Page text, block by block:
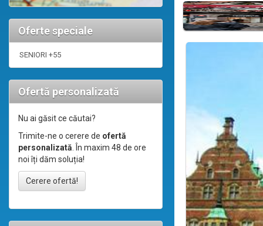
Oferte speciale
SENIORI +55
Ofertă personalizată
Nu ai găsit ce căutai?
Trimite-ne o cerere de ofertă
personalizată. În maxim 48 de ore
noi îți dăm soluția!
Cerere ofertă!